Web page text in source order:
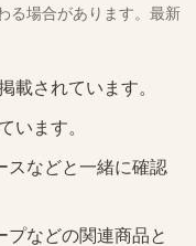
る場合があります。最新
載されています。
います。
スなどと一緒に確認
プなどの関連商品と